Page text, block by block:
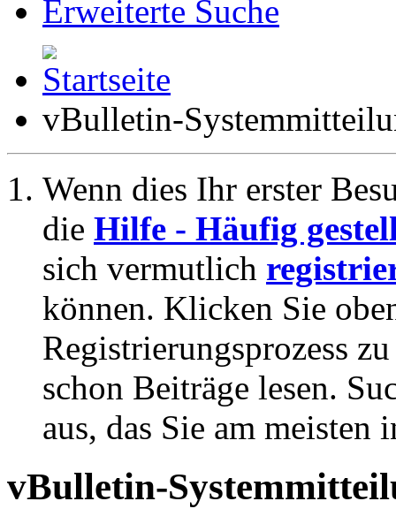
Erweiterte Suche
vBulletin-
Wenn dies Ihr erster
die Hilfe - Häufig
sich vermutlich
können. Klicken Sie
Registrierungsprozess
schon Beiträge lesen.
aus, das Sie am meisten
vBulletin-